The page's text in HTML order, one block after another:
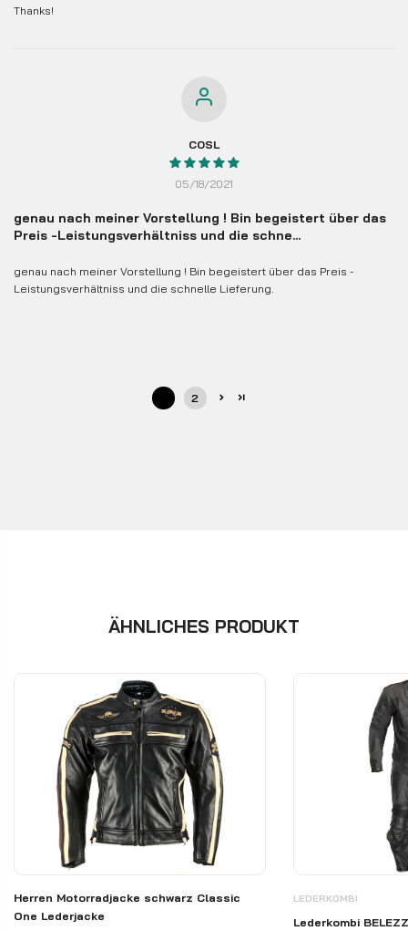
Thanks!
05/18/2021
COSL
genau nach meiner Vorstellung ! Bin begeistert über das
Preis -Leistungsverhältniss und die schne...
genau nach meiner Vorstellung ! Bin begeistert über das Preis -
Leistungsverhältniss und die schnelle Lieferung.
2
ÄHNLICHES PRODUKT
Herren Motorradjacke schwarz Classic
One Lederjacke
LEDERKOMBI
Lederkombi